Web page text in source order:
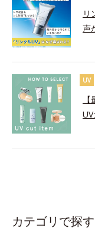
リ
声
UV
カテゴリで探す